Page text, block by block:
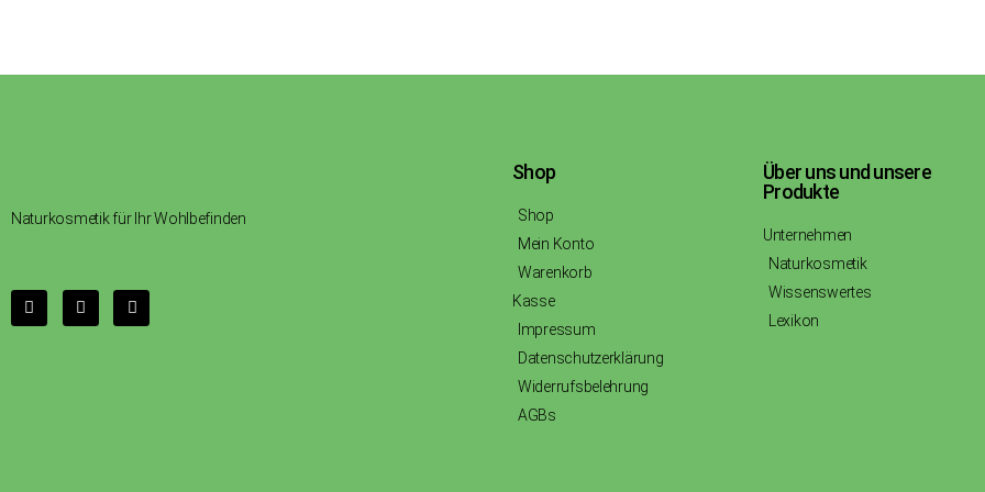
Naturkosmetik für Ihr Wohlbefinden
Shop
Shop
Mein Konto
Warenkorb
Kasse
Impressum
Datenschutzerklärung
Widerrufsbelehrung
AGBs
Über uns und unsere
Produkte
Unternehmen
Naturkosmetik
Wissenswertes
Lexikon